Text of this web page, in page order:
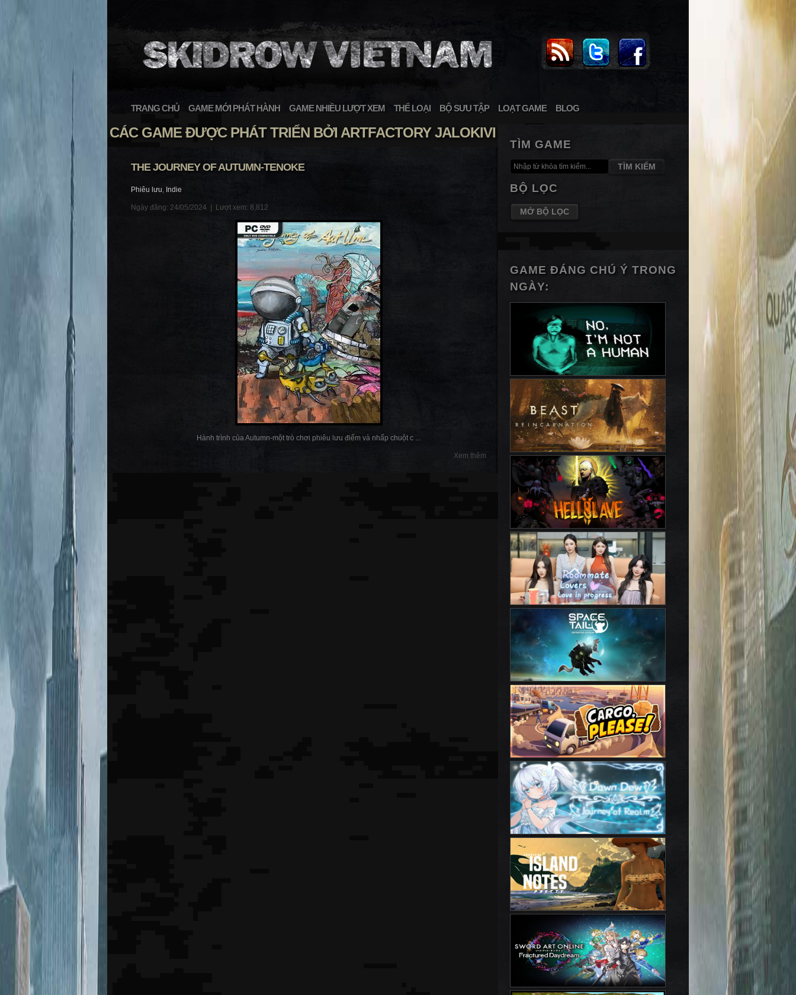
TRANG CHỦ GAME MỚI PHÁT HÀNH GAME NHIỀU LƯỢT XEM THỂ LOẠI BỘ SƯU TẬP LOẠT GAME BLOG
CÁC GAME ĐƯỢC PHÁT TRIỂN BỞI ARTFACTORY JALOKIVI
THE JOURNEY OF AUTUMN-TENOKE
Phiêu lưu, Indie
Ngày đăng: 24/05/2024 | Lượt xem: 8,812
Hành trình của Autumn-một trò chơi phiêu lưu điểm và nhấp chuột c ...
Xem thêm
TÌM GAME
TÌM KIẾM
BỘ LỌC
MỞ BỘ LỌC
GAME ĐÁNG CHÚ Ý TRONG
NGÀY: